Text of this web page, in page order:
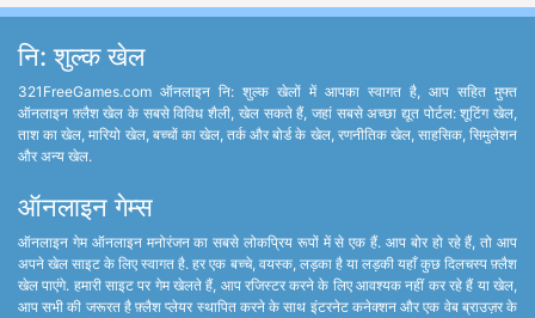
नि: शुल्क खेल
321FreeGames.com ऑनलाइन नि: शुल्क खेलों में आपका स्वागत है, आप सहित मुफ्त
ऑनलाइन फ़्लैश खेल के सबसे विविध शैली, खेल सकते हैं, जहां सबसे अच्छा द्यूत पोर्टल: शूटिंग खेल,
ताश का खेल, मारियो खेल, बच्चों का खेल, तर्क और बोर्ड के खेल, रणनीतिक खेल, साहसिक, सिमुलेशन
और अन्य खेल.
ऑनलाइन गेम्स
ऑनलाइन गेम ऑनलाइन मनोरंजन का सबसे लोकप्रिय रूपों में से एक हैं. आप बोर हो रहे हैं, तो आप
अपने खेल साइट के लिए स्वागत है. हर एक बच्चे, वयस्क, लड़का है या लड़की यहाँ कुछ दिलचस्प फ़्लैश
खेल पाएंगे. हमारी साइट पर गेम खेलते हैं, आप रजिस्टर करने के लिए आवश्यक नहीं कर रहे हैं या खेल,
आप सभी की जरूरत है फ़्लैश प्लेयर स्थापित करने के साथ इंटरनेट कनेक्शन और एक वेब ब्राउज़र के